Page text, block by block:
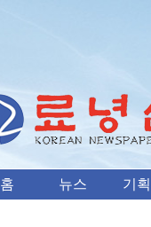
홈 뉴스 기획